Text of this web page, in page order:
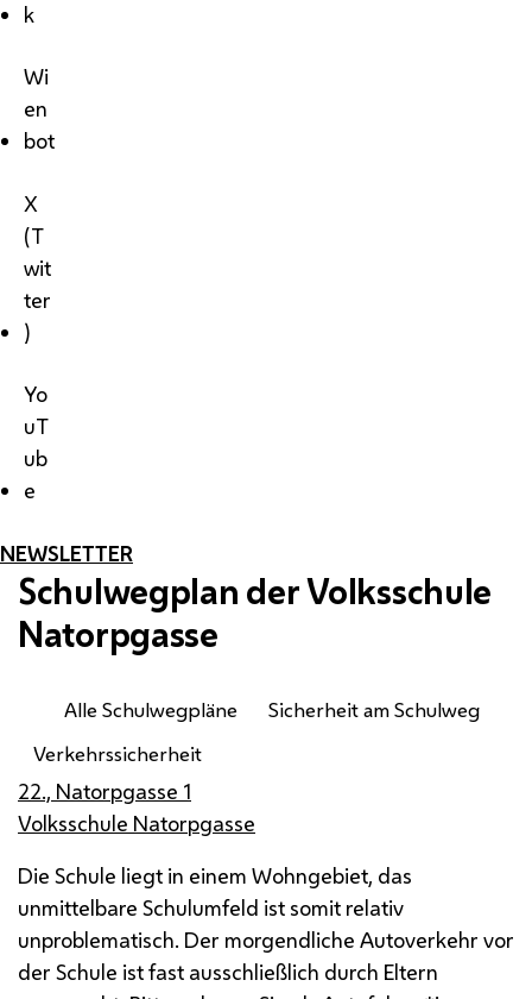
k
Wi
en
bot
X
(T
wit
ter
)
Yo
uT
ub
e
NEWSLETTER
Schulwegplan der Volksschule
Natorpgasse
Alle Schulwegpläne
Sicherheit am Schulweg
Verkehrssicherheit
22., Natorpgasse 1
Volksschule Natorpgasse
Die Schule liegt in einem Wohngebiet, das
unmittelbare Schulumfeld ist somit relativ
unproblematisch. Der morgendliche Autoverkehr vor
der Schule ist fast ausschließlich durch Eltern